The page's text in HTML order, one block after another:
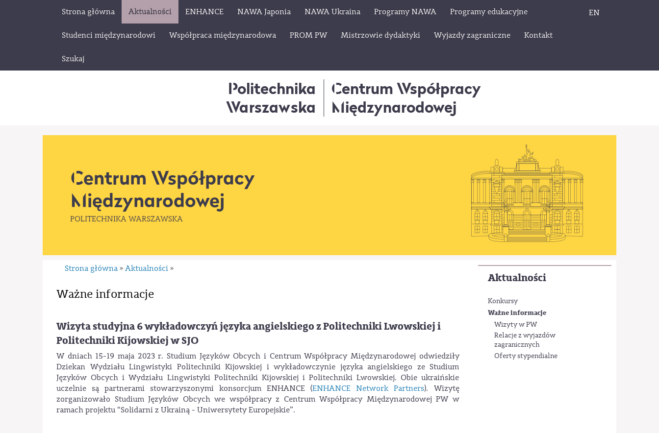
Strona główna Aktualności ENHANCE NAWA Japonia NAWA Ukraina Programy NAWA Programy edukacyjne
Studenci międzynarodowi Współpraca międzynarodowa PROM PW Mistrzowie dydaktyki Wyjazdy zagraniczne Kontakt
Szukaj
EN
Politechnika
Warszawska
Centrum Współpracy
Międzynarodowej
Aktualności
Konkursy
Ważne informacje
Wizyty w PW
Relacje z wyjazdów
zagranicznych
Oferty stypendialne
Strona główna » Aktualności »
Ważne informacje
Wizyta studyjna 6 wykładowczyń języka angielskiego z Politechniki Lwowskiej i
Politechniki Kijowskiej w SJO
W dniach 15-19 maja 2023 r. Studium Języków Obcych i Centrum Współpracy Międzynarodowej odwiedziły
Dziekan Wydziału Lingwistyki Politechniki Kijowskiej i wykładowczynie języka angielskiego ze Studium
Języków Obcych i Wydziału Lingwistyki Politechniki Kijowskiej i Politechniki Lwowskiej. Obie ukraińskie
uczelnie są partnerami stowarzyszonymi konsorcjum ENHANCE (ENHANCE Network Partners). Wizytę
zorganizowało Studium Języków Obcych we współpracy z Centrum Współpracy Międzynarodowej PW w
ramach projektu “Solidarni z Ukrainą - Uniwersytety Europejskie”.